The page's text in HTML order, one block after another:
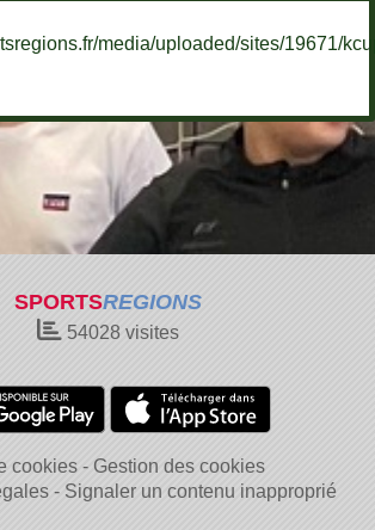
media/uploaded/sites/19671/
SPORTSREGIONS
54028visites
cookies
Gestion des cookies
Signaler un contenu inapproprié